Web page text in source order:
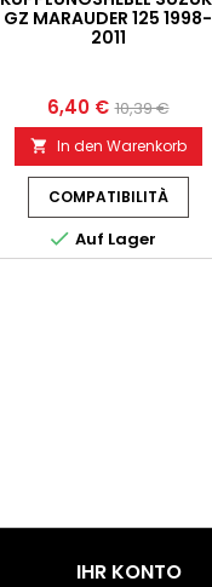
GZ MARAUDER 125 1998-
2011
6,40 € 10,39 €
 In den Warenkorb
COMPATIBILITÀ
 Auf Lager
IHR KONTO